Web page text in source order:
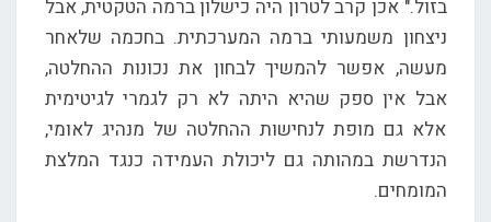
בזול." אכן קרב לטרון היה כישלון ברמה הטקטית, אבל
ניצחון משמעותי ברמה המערכתית. בחכמה שלאחר
מעשה, אפשר להמשיך לבחון את נכונות ההחלטה,
אבל אין ספק שהיא היתה לא רק לגמרי לגיטימית
אלא גם מופת לנחישות ההחלטה של מנהיג לאומי,
הנדרשת במהותה גם ליכולת העמידה כנגד המלצת
המומחים.